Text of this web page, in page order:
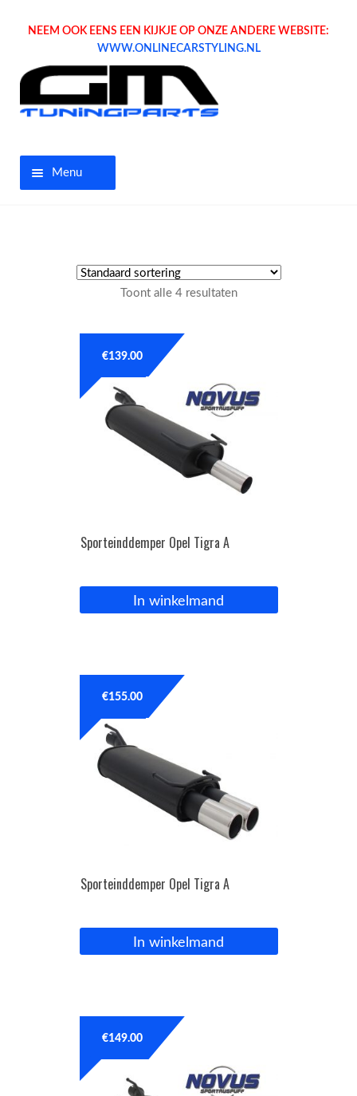
NEEM OOK EENS EEN KIJKJE OP ONZE ANDERE WEBSITE:
WWW.ONLINECARSTYLING.NL
Menu
Tuning parts
OPC Line
Bedrijfswagen parts
Inloggen / Registreren
Toont alle 4 resultaten
Sporteinddemper Opel Tigra A
€139.00
In winkelmand
Sporteinddemper Opel Tigra A
€155.00
In winkelmand
€149.00